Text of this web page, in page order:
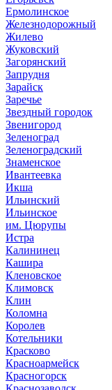
Ермолинское
Железнодорожный
Жилево
Жуковский
Загорянский
Запрудня
Зарайск
Заречье
Звездный городок
Звенигород
Зеленоград
Зеленоградский
Знаменское
Ивантеевка
Икша
Ильинский
Ильинское
им. Цюрупы
Истра
Калининец
Кашира
Кленовское
Климовск
Клин
Коломна
Королев
Котельники
Красково
Красноармейск
Красногорск